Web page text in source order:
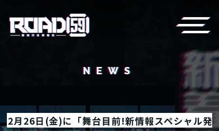
NEWS
2月26日(金)に「舞台目前!新情報スペシャル発